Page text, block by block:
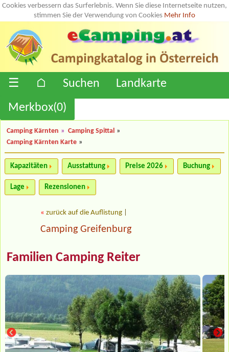
Cookies verbessern das Surferlebnis. Wenn Sie diese Internetseite nutzen,
stimmen Sie der Verwendung von Cookies Mehr Info
☰ ⌂ Suchen
Landkarte
Merkbox(0)
Camping Kärnten » Camping Spittal
»
Camping Kärnten Karte »
Kapazitäten Ausstattung Preise 2026 Buchung
Lage Rezensionen
« zurück auf die Auflistung
Camping Greifenburg
Familien Camping Reiter